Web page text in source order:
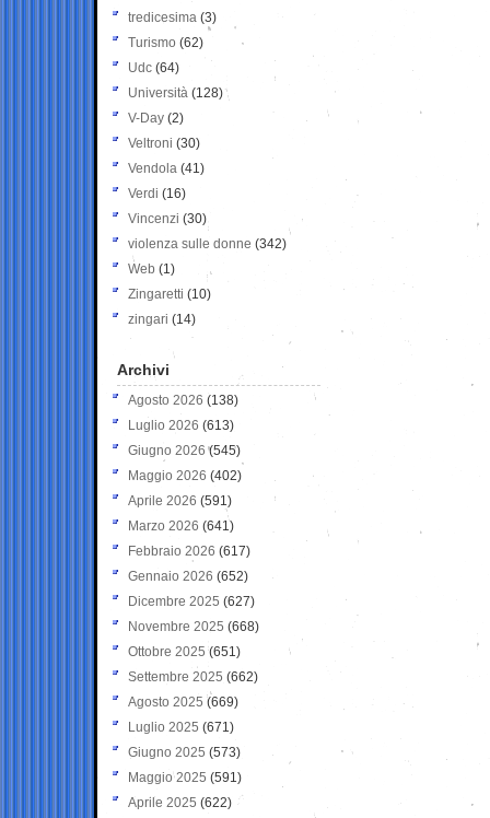
tredicesima (3)
Turismo (62)
Udc (64)
Università (128)
V-Day (2)
Veltroni (30)
Vendola (41)
Verdi (16)
Vincenzi (30)
violenza sulle donne (342)
Web (1)
Zingaretti (10)
zingari (14)
Archivi
Agosto 2026 (138)
Luglio 2026 (613)
Giugno 2026 (545)
Maggio 2026 (402)
Aprile 2026 (591)
Marzo 2026 (641)
Febbraio 2026 (617)
Gennaio 2026 (652)
Dicembre 2025 (627)
Novembre 2025 (668)
Ottobre 2025 (651)
Settembre 2025 (662)
Agosto 2025 (669)
Luglio 2025 (671)
Giugno 2025 (573)
Maggio 2025 (591)
Aprile 2025 (622)